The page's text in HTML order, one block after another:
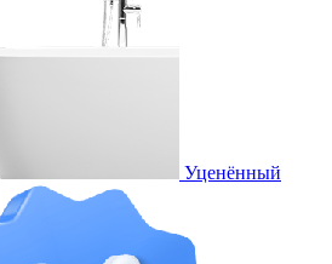
Уценённый